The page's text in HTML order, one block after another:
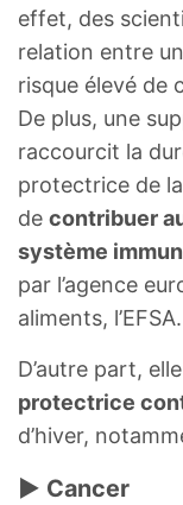
effet, des
relation entre
risque élevé de
De plus, une
raccourcit la
protectrice de
de contribuer
système
par l’agence
aliments, l’EFSA.
D’autre part,
protectrice
d’hiver,
► Cancer